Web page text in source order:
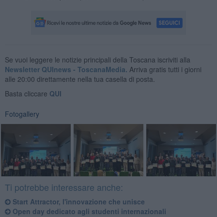
Se vuoi leggere le notizie principali della Toscana iscriviti alla
Newsletter QUInews - ToscanaMedia. Arriva gratis tutti i giorni
alle 20:00 direttamente nella tua casella di posta.
Basta cliccare QUI
Fotogallery
Ti potrebbe interessare anche:
Start Attractor, l'innovazione che unisce
Open day dedicato agli studenti internazionali